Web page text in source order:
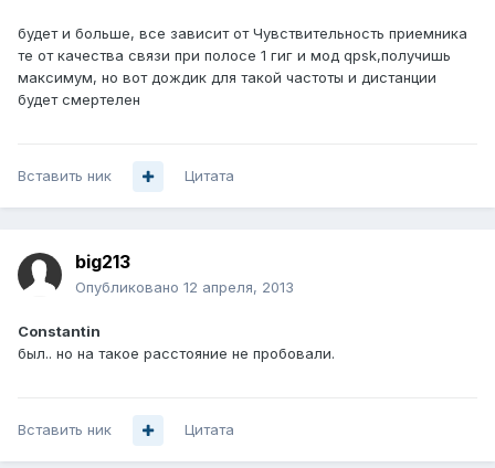
будет и больше, все зависит от Чувствительность приемника
те от качества связи при полосе 1 гиг и мод qpsk,получишь
максимум, но вот дождик для такой частоты и дистанции
будет смертелен
Вставить ник Цитата
big213
Опубликовано 12 апреля, 2013
Constantin
был.. но на такое расстояние не пробовали.
Вставить ник Цитата